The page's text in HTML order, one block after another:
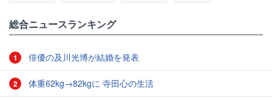
総合ニュースランキング
1 俳優の及川光博が結婚を発表
2 体重62kg→82kgに 寺田心の生活